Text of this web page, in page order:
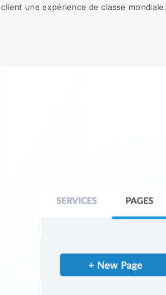
une expérience de classe mondiale.